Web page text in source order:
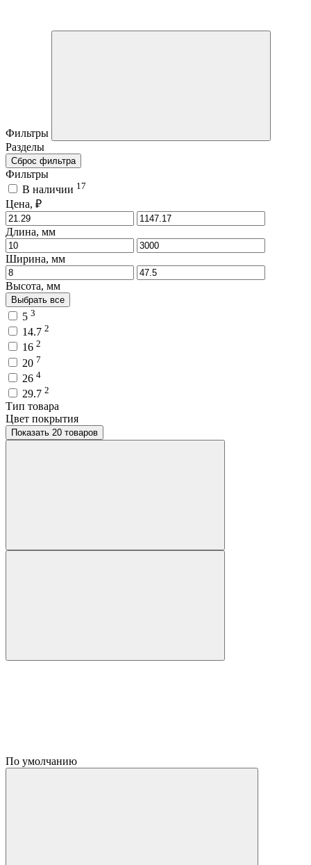
Фильтры
Разделы
Сброс фильтра
Фильтры
В наличии 17
Цена, ₽
Длина, мм
Ширина, мм
Высота, мм
Выбрать все
5 3
14.7 2
16 2
20 7
26 4
29.7 2
Тип товара
Цвет покрытия
Показать 20 товаров
По умолчанию